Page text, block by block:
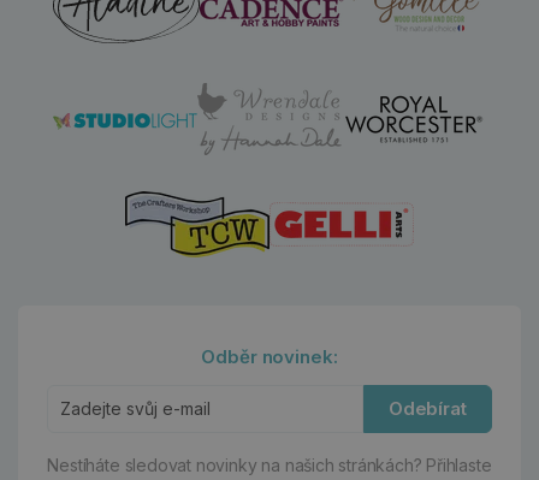
Odběr novinek:
Odebírat
Nestíháte sledovat novinky na našich stránkách? Přihlaste